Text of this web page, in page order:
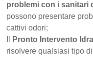
problemi con i sanitari
possono presentare
cattivi odori;
Pronto Intervento
risolvere qualsiasi tipo